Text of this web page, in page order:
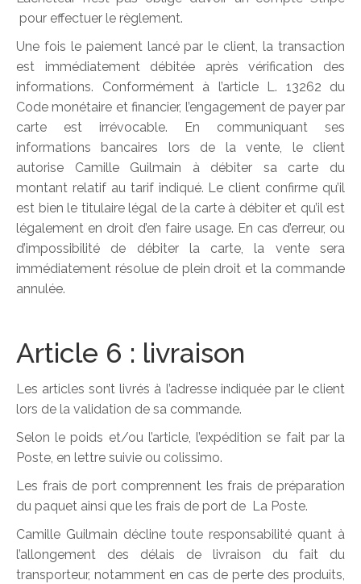
pour effectuer le règlement.
Une fois le paiement lancé par le client, la transaction
est immédiatement débitée après vérification des
informations. Conformément à l’article L. 13262 du
Code monétaire et financier, l’engagement de payer par
carte est irrévocable. En communiquant ses
informations bancaires lors de la vente, le client
autorise Camille Guilmain à débiter sa carte du
montant relatif au tarif indiqué. Le client confirme qu’il
est bien le titulaire légal de la carte à débiter et qu’il est
légalement en droit d’en faire usage. En cas d’erreur, ou
d’impossibilité de débiter la carte, la vente sera
immédiatement résolue de plein droit et la commande
annulée.
Article 6 : livraison
Les articles sont livrés à l’adresse indiquée par le client
lors de la validation de sa commande.
Selon le poids et/ou l’article, l’expédition se fait par la
Poste, en lettre suivie ou colissimo.
Les frais de port comprennent les frais de préparation
du paquet ainsi que les frais de port de La Poste.
Camille Guilmain décline toute responsabilité quant à
l’allongement des délais de livraison du fait du
transporteur, notamment en cas de perte des produits,